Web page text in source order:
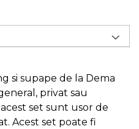
si supape de la Dema
privat sau
set sunt usor de
Acest set poate fi